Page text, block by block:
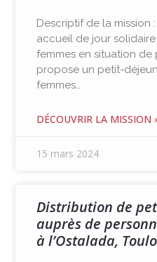
Descriptif de la mission
accueil de jour
femmes en situation
propose un petit-
femmes…
DÉCOUVRIR LA MISSION
15 mars 2024
Distribution de
auprès de
à l’Ostalada,